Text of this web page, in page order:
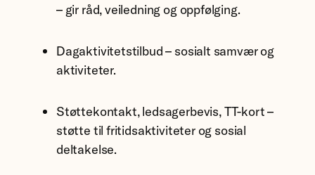
– gir råd, veiledning og oppfølging.
Dagaktivitetstilbud – sosialt samvær og
aktiviteter.
Støttekontakt, ledsagerbevis, TT-kort –
støtte til fritidsaktiviteter og sosial
deltakelse.